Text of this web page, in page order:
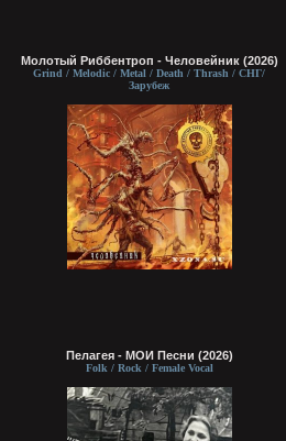
Молотый Риббентроп - Человейник (2026)
Grind / Melodic / Metal / Death / Thrash / СНГ/
Зарубеж
Пелагея - МОИ Песни (2026)
Folk / Rock / Female Vocal